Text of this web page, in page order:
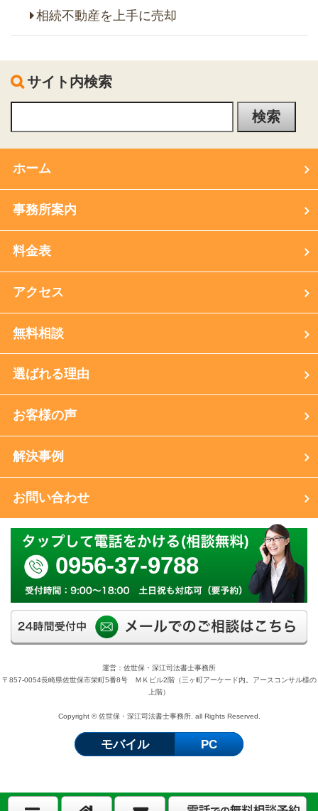
相続不動産を上手に売却
サイト内検索
ホーム
事務所案内
料金表
アクセス
無料相談
選ばれる理由
お客様の声
解決事例
お問い合わせ
0956-37-9788
運営：佐世保・深江司法書士事務所
〒857-0054長崎県佐世保市栄町5番8号 ＭＫビル2階（三ヶ町アーケード内。アースコンサル様の
上階）
Copyright © 佐世保・深江司法書士事務所. all Rights Reserved.
モバイル PC